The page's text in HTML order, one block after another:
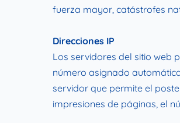
fuerza mayor, catástrofes
Direcciones IP
Los servidores del sitio web
número asignado
servidor que permite el
impresiones de páginas, el